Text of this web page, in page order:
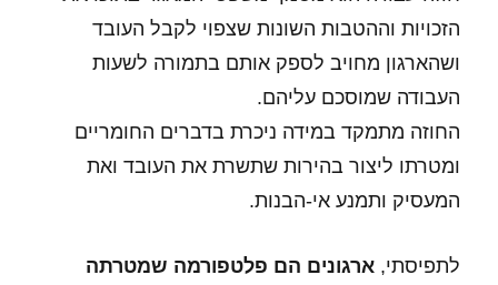
הזכויות וההטבות השונות שצפוי לקבל העובד
ושהארגון מחויב לספק אותם בתמורה לשעות
העבודה שמוסכם עליהם.
החוזה מתמקד במידה ניכרת בדברים החומריים
ומטרתו ליצור בהירות שתשרת את העובד ואת
המעסיק ותמנע אי-הבנות.
לתפיסתי,ארגונים הם פלטפורמה שמטרתה